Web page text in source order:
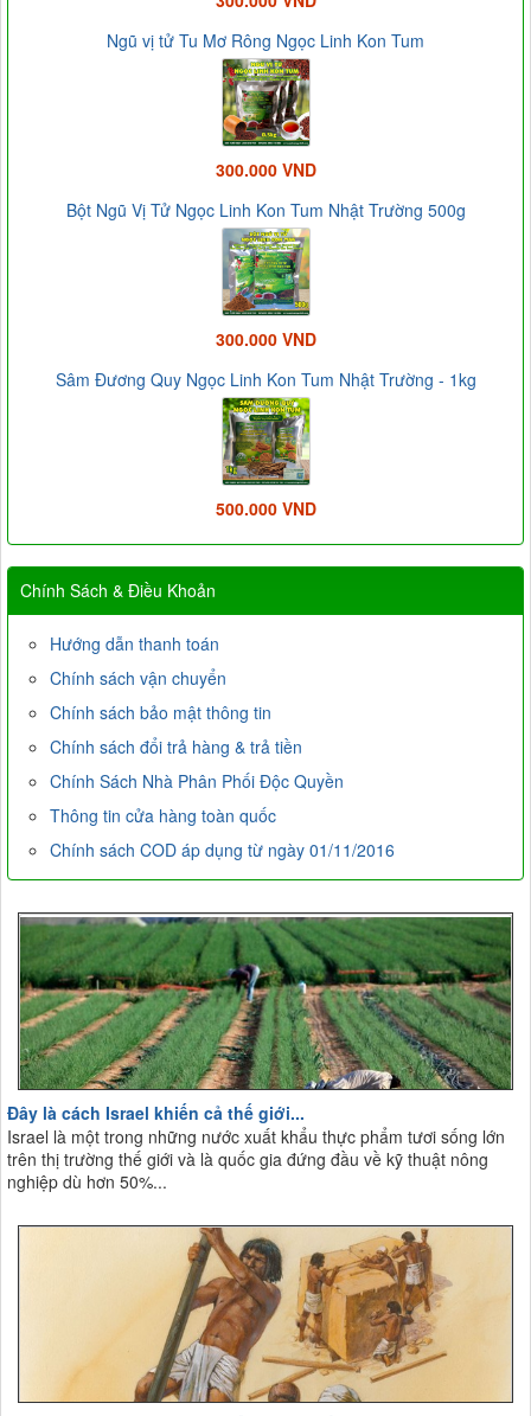
Ngũ vị tử Tu Mơ Rông Ngọc Linh Kon Tum
300.000 VND
Bột Ngũ Vị Tử Ngọc Linh Kon Tum Nhật Trường 500g
300.000 VND
Sâm Đương Quy Ngọc Linh Kon Tum Nhật Trường - 1kg
500.000 VND
Chính Sách & Điều Khoản
Hướng dẫn thanh toán
Chính sách vận chuyển
Chính sách bảo mật thông tin
Chính sách đổi trả hàng & trả tiền
Chính Sách Nhà Phân Phối Độc Quyền
Thông tin cửa hàng toàn quốc
Chính sách COD áp dụng từ ngày 01/11/2016
Đây là cách Israel khiến cả thế giới...
Israel là một trong những nước xuất khẩu thực phẩm tươi sống lớn
trên thị trường thế giới và là quốc gia đứng đầu về kỹ thuật nông
nghiệp dù hơn 50%...